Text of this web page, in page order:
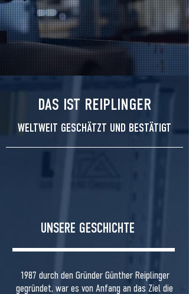
DAS IST REIPLINGER
WELTWEIT GESCHÄTZT UND BESTÄTIGT
UNSERE GESCHICHTE
1987 durch den Gründer Günther Reiplinger
gegründet, war es von Anfang an das Ziel die